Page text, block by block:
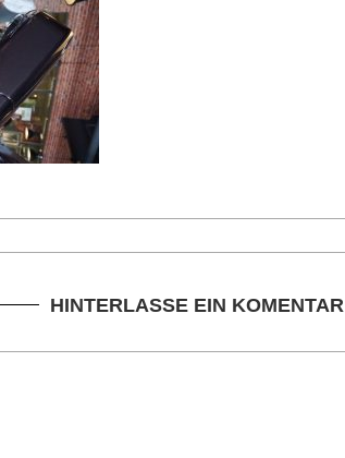
HINTERLASSE EIN KOMENTAR